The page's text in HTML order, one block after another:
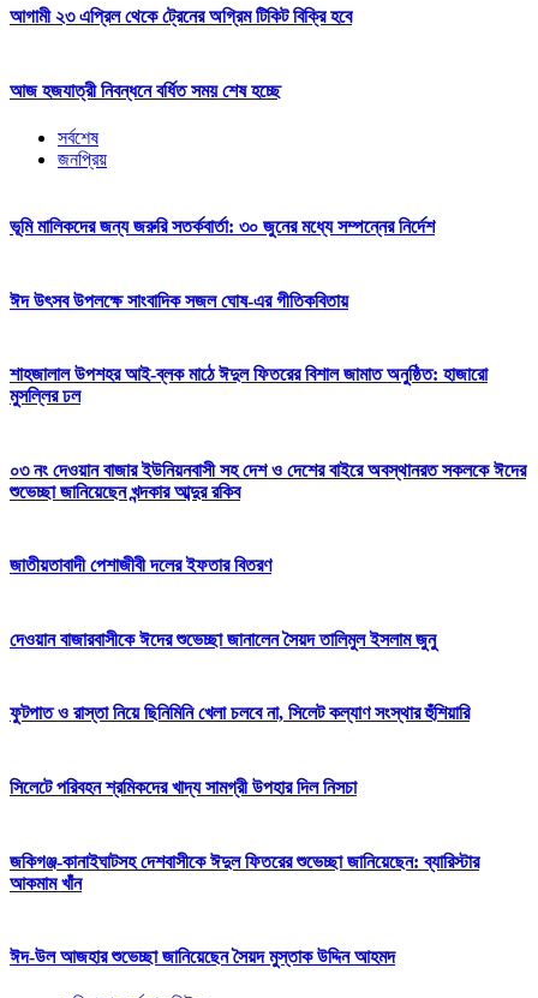
আগামী ২৩ এপ্রিল থেকে ট্রেনের অগ্রিম টিকিট বিক্রি হবে
আজ হজযাত্রী নিবন্ধনে বর্ধিত সময় শেষ হচ্ছে
সর্বশেষ
জনপ্রিয়
ভূমি মালিকদের জন্য জরুরি সতর্কবার্তা: ৩০ জুনের মধ্যে সম্পন্নের নির্দেশ
ঈদ উৎসব উপলক্ষে সাংবাদিক সজল ঘোষ-এর গীতিকবিতায়
শাহজালাল উপশহর আই-ব্লক মাঠে ঈদুল ফিতরের বিশাল জামাত অনুষ্ঠিত: হাজারো
মুসল্লির ঢল
০৩ নং দেওয়ান বাজার ইউনিয়নবাসী সহ দেশ ও দেশের বাইরে অবস্থানরত সকলকে ঈদের
শুভেচ্ছা জানিয়েছেন খন্দকার আব্দুর রকিব
জাতীয়তাবাদী পেশাজীবী দলের ইফতার বিতরণ
দেওয়ান বাজারবাসীকে ঈদের শুভেচ্ছা জানালেন সৈয়দ তালিমুল ইসলাম জুনু
ফুটপাত ও রাস্তা নিয়ে ছিনিমিনি খেলা চলবে না, সিলেট কল্যাণ সংস্থার হুঁশিয়ারি
সিলেটে পরিবহন শ্রমিকদের খাদ্য সামগ্রী উপহার দিল নিসচা
জকিগঞ্জ-কানাইঘাটসহ দেশবাসীকে ঈদুল ফিতরের শুভেচ্ছা জানিয়েছেন: ব্যারিস্টার
আকমাম খাঁন
ঈদ-উল আজহার শুভেচ্ছা জানিয়েছেন সৈয়দ মুস্তাক উদ্দিন আহমদ